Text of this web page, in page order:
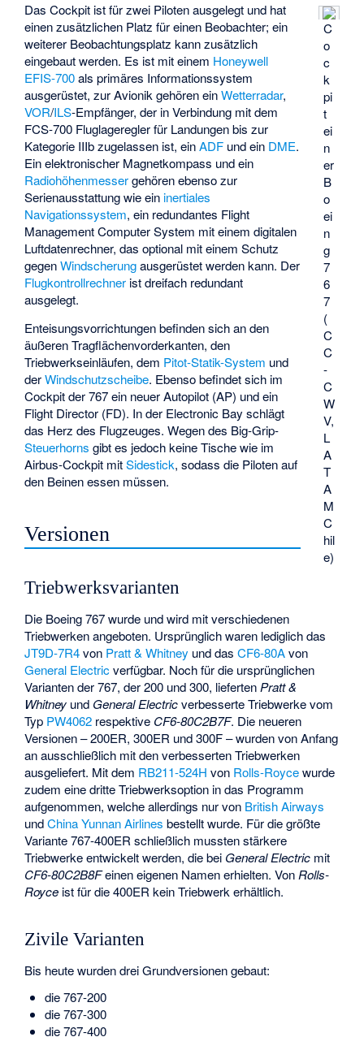
C
o
c
k
pi
t
ei
n
er
B
o
ei
n
g
7
6
7
(
C
C
-
C
W
V,
L
A
T
A
M
C
hil
e)
Das Cockpit ist für zwei Piloten ausgelegt und hat
einen zusätzlichen Platz für einen Beobachter; ein
weiterer Beobachtungsplatz kann zusätzlich
eingebaut werden. Es ist mit einem Honeywell
EFIS-700als primäres Informationssystem
ausgerüstet, zur Avionik gehören einWetterradar,
VOR/ILS-Empfänger, der in Verbindung mit dem
FCS-700 Fluglageregler für Landungen bis zur
Kategorie IIIb zugelassen ist, einADF und ein DME.
Ein elektronischer Magnetkompass und ein
Radiohöhenmessergehören ebenso zur
Serienausstattung wie ein inertiales
Navigationssystem, ein redundantes Flight
Management Computer System mit einem digitalen
Luftdatenrechner, das optional mit einem Schutz
gegenWindscherungausgerüstet werden kann. Der
Flugkontrollrechner ist dreifach redundant
ausgelegt.
Enteisungsvorrichtungen befinden sich an den
äußeren Tragflächenvorderkanten, den
Triebwerkseinläufen, dem Pitot-Statik-System und
derWindschutzscheibe. Ebenso befindet sich im
Cockpit der 767 ein neuer Autopilot (AP) und ein
Flight Director (FD). In der Electronic Bay schlägt
das Herz des Flugzeuges. Wegen des Big-Grip-
Steuerhorns gibt es jedoch keine Tische wie im
Airbus-Cockpit mitSidestick, sodass die Piloten auf
den Beinen essen müssen.
Versionen
Triebwerksvarianten
Die Boeing 767 wurde und wird mit verschiedenen
Triebwerken angeboten. Ursprünglich waren lediglich das
JT9D-7R4von Pratt & Whitney und dasCF6-80Avon
General Electricverfügbar. Noch für die ursprünglichen
Varianten der 767, der 200 und 300, liefertenPratt &
Whitney und General Electricverbesserte Triebwerke vom
Typ PW4062 respektive CF6-80C2B7F. Die neueren
Versionen – 200ER, 300ER und 300F – wurden von Anfang
an ausschließlich mit den verbesserten Triebwerken
ausgeliefert. Mit dem RB211-524H von Rolls-Roycewurde
zudem eine dritte Triebwerksoption in das Programm
aufgenommen, welche allerdings nur von British Airways
undChina Yunnan Airlines bestellt wurde. Für die größte
Variante 767-400ER schließlich mussten stärkere
Triebwerke entwickelt werden, die bei General Electric mit
CF6-80C2B8Feinen eigenen Namen erhielten. VonRolls-
Royce ist für die 400ER kein Triebwerk erhältlich.
Zivile Varianten
Bis heute wurden drei Grundversionen gebaut:
die 767-200
die 767-300
die 767-400